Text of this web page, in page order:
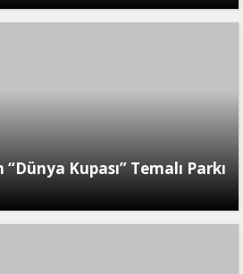
Kupası” Temalı Parkı